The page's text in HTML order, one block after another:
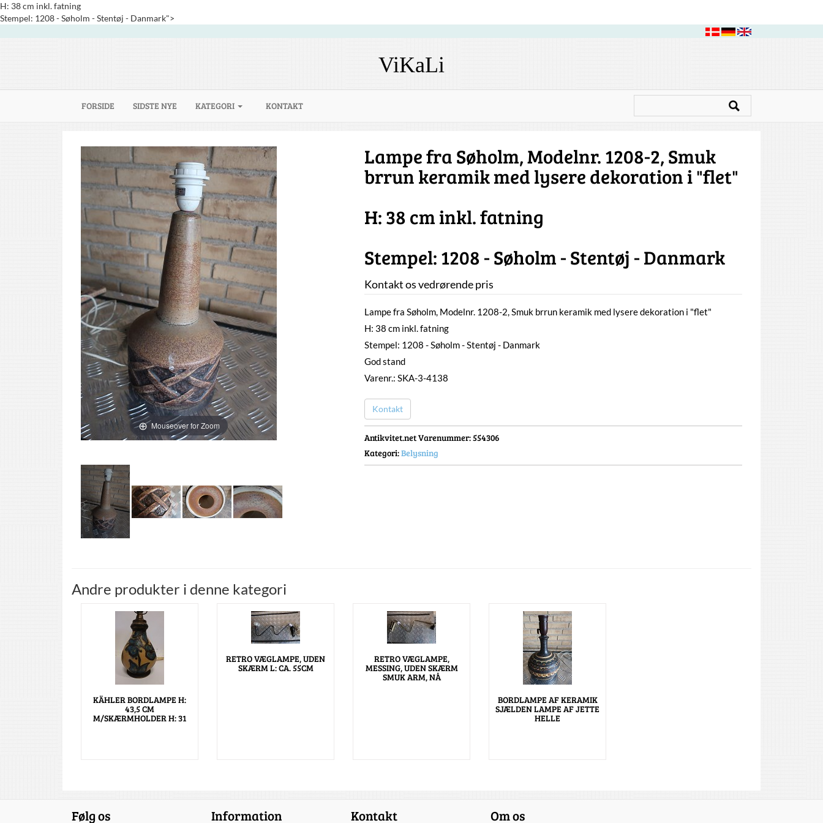
H: 38 cm inkl. fatning
Stempel: 1208 - Søholm - Stentøj - Danmark">
ViKaLi
FORSIDE (CURRENT)
SIDSTE NYE KATEGORI KONTAKT
Mouseover for Zoom
Lampe fra Søholm, Modelnr. 1208-2, Smuk
brrun keramik med lysere dekoration i "flet"
H: 38 cm inkl. fatning
Stempel: 1208 - Søholm - Stentøj - Danmark
Kontakt os vedrørende pris
Lampe fra Søholm, Modelnr. 1208-2, Smuk brrun keramik med lysere dekoration i "flet"
H: 38 cm inkl. fatning
Stempel: 1208 - Søholm - Stentøj - Danmark
God stand
Varenr.: SKA-3-4138
Kontakt
Antikvitet.net Varenummer: 554306
Kategori:Belysning
Andre produkter i denne kategori
KÄHLER BORDLAMPE H:
43,5 CM
M/SKÆRMHOLDER H: 31
RETRO VÆGLAMPE, UDEN
SKÆRM L: CA. 55CM
RETRO VÆGLAMPE,
MESSING, UDEN SKÆRM
SMUK ARM, NÅ
BORDLAMPE AF KERAMIK
SJÆLDEN LAMPE AF JETTE
HELLE
Følg os Information Kontakt Om os